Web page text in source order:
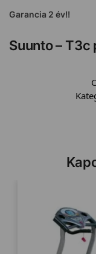
Garancia 2 év!!
Suunto –